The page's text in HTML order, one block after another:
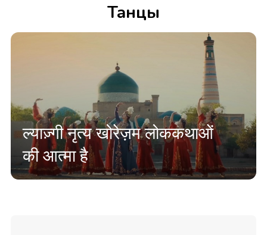
Танцы
ल्याज़्गी नृत्य खोरेज़म लोककथाओं
की आत्मा है